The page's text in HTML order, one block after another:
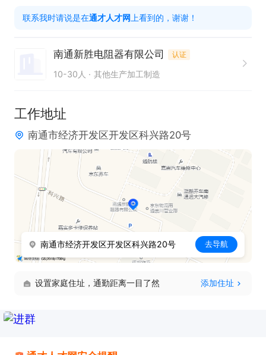
1. 具备吃苦耐劳的精神，能够承受较大工作压力。
3. 有相关工作经验者优先考虑，熟悉生产操作流程。
4. 略懂自动化者优先，具备一定的自动化相关知识和
该岗位为装配工，公司提供五险、工作餐以及年终
奖。若您对该岗位感兴趣。此岗位核心竞争力在于注
重工艺操作规范，同时欢迎有经验及略懂自动化的人
才加入，共同推动生产工作高效进行。
只需两步，轻松找工作：1、先点击投简历；2、再打
电话。联系时请说是在通才人才网看到的！
联系我时请说是在通才人才网 上看到的，谢谢！
南通新胜电阻器有限公司 认证
10-30人 其他生产加工制造
工作地址
南通市经济开发区开发区科兴路20号
南通市经济开发区开发区科兴路20号 去导航
设置家庭住址，通勤距离一目了然 添加住址